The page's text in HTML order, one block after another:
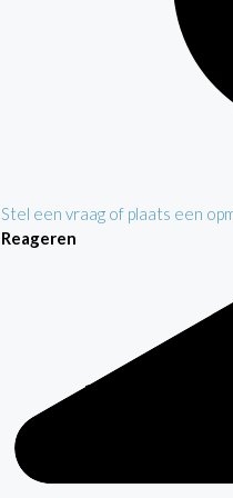
Stel een vraag of plaats een
Reageren